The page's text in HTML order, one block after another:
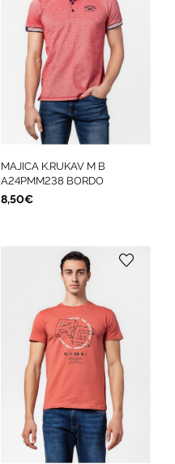
MAJICA K.RUKAV M B
A24PMM238 BORDO
8,50€